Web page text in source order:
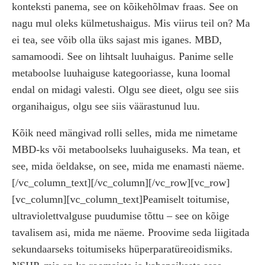
konteksti panema, see on kõikehõlmav fraas. See on
nagu mul oleks külmetushaigus. Mis viirus teil on? Ma
ei tea, see võib olla üks sajast mis iganes. MBD,
samamoodi. See on lihtsalt luuhaigus. Panime selle
metaboolse luuhaiguse kategooriasse, kuna loomal
endal on midagi valesti. Olgu see dieet, olgu see siis
organihaigus, olgu see siis väärastunud luu.
Kõik need mängivad rolli selles, mida me nimetame
MBD-ks või metaboolseks luuhaiguseks. Ma tean, et
see, mida öeldakse, on see, mida me enamasti näeme.
[/vc_column_text][/vc_column][/vc_row][vc_row]
[vc_column][vc_column_text]Peamiselt toitumise,
ultraviolettvalguse puudumise tõttu – see on kõige
tavalisem asi, mida me näeme. Proovime seda liigitada
sekundaarseks toitumiseks hüperparatüreoidismiks.